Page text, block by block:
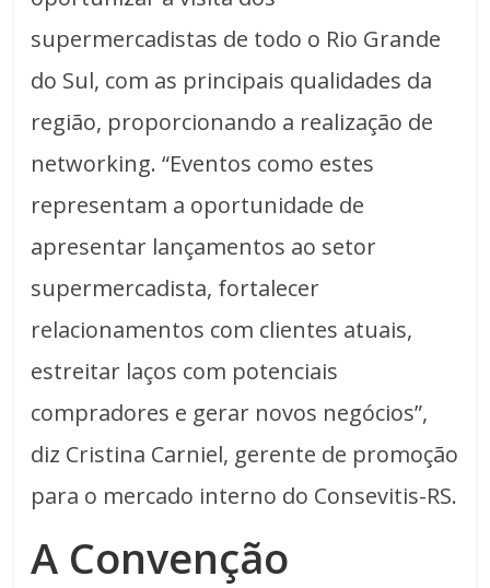
supermercadistas de todo o Rio Grande
do Sul, com as principais qualidades da
região, proporcionando a realização de
networking. “Eventos como estes
representam a oportunidade de
apresentar lançamentos ao setor
supermercadista, fortalecer
relacionamentos com clientes atuais,
estreitar laços com potenciais
compradores e gerar novos negócios”,
diz Cristina Carniel, gerente de promoção
para o mercado interno do Consevitis-RS.
A Convenção